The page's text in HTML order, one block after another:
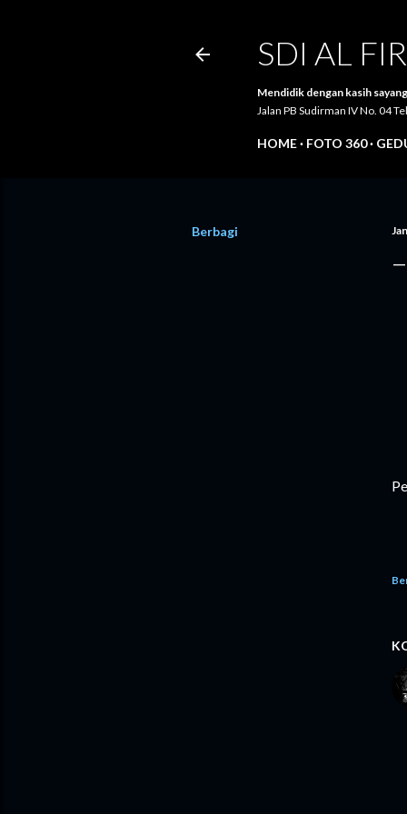
SDI AL
Mendidik dengan kasih
Jalan PB Sudirman IV No. 04
HOME FOTO 360
Berbagi